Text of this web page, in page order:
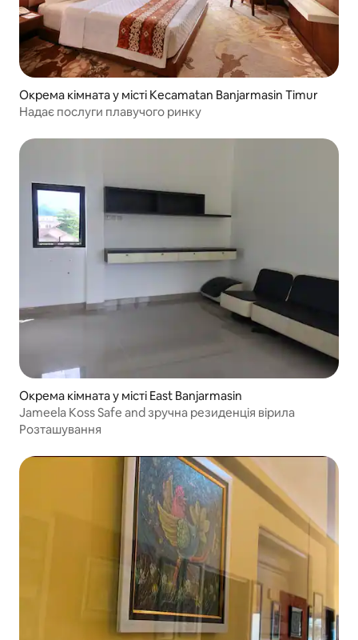
Окрема кімната у місті Kecamatan Banjarmasin Timur
Надає послуги плавучого ринку
Окрема кімната у місті East Banjarmasin
Jameela Koss Safe and зручна резиденція вірила
Розташування